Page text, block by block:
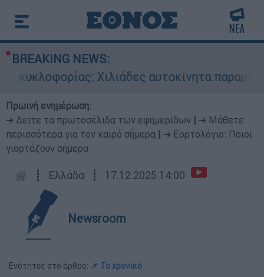
BREAKING NEWS:
κυκλοφορίας: Χιλιάδες αυτοκίνητα
Πρωινή ενημέρωση:
➔ Δείτε τα πρωτοσέλιδα των εφημερίδων
➔ Μάθετε
περισσότερα για τον καιρό σήμερα
➔ Εορτολόγιο: Ποιοι
γιορτάζουν σήμερα
┋ Ελλάδα ┋ 17.12.2025 14:00
Newsroom
Ενότητες στο άρθρο: 📌 Το χρονικό